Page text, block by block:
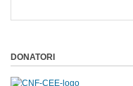
DONATORI